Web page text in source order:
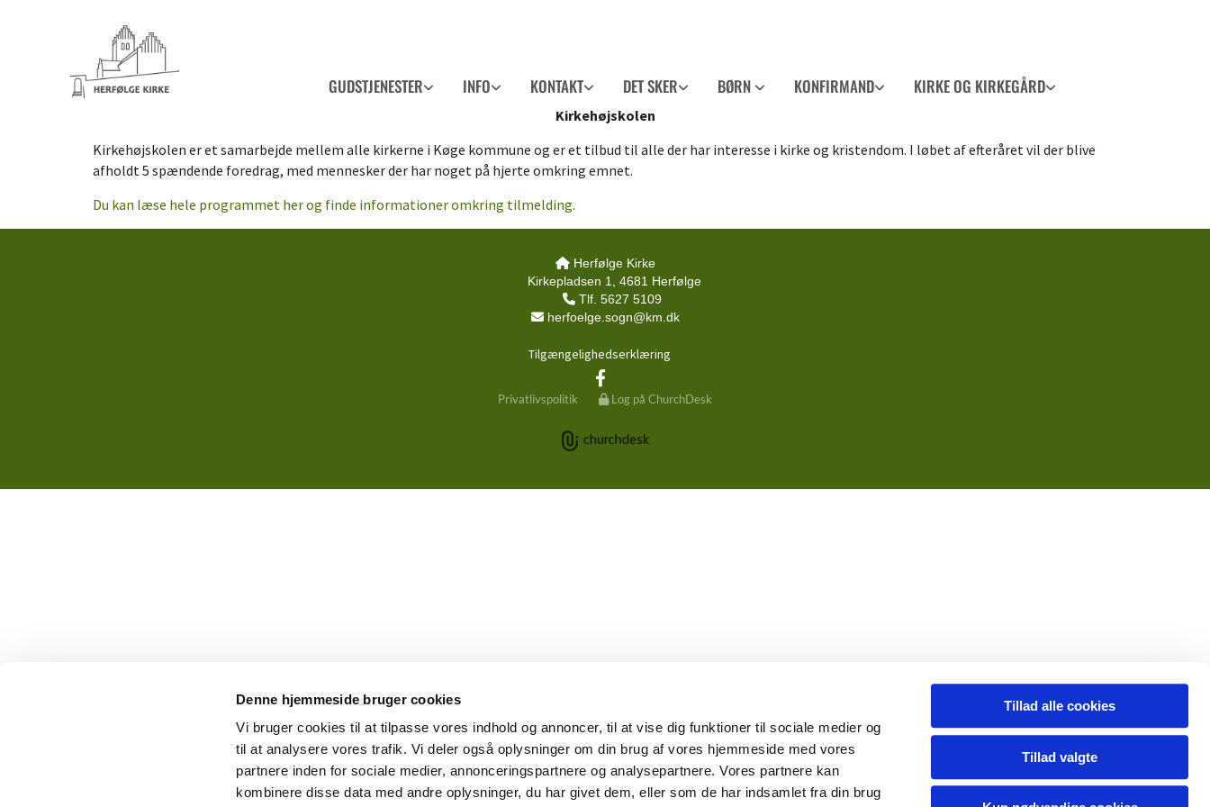
Denne hjemmeside bruger cookies
Vi bruger cookies til at tilpasse vores indhold og annoncer, til at vise dig funktioner til sociale medier og
til at analysere vores trafik. Vi deler også oplysninger om din brug af vores hjemmeside med vores
partnere inden for sociale medier, annonceringspartnere og analysepartnere. Vores partnere kan
kombinere disse data med andre oplysninger, du har givet dem, eller som de har indsamlet fra din brug
Tillad alle cookies
Tillad valgte
GUDSTJENESTER INFO KONTAKT DET SKER BØRN KONFIRMAND KIRKE OG KIRKEGÅRD
Kirkehøjskolen
Kirkehøjskolen er et samarbejde mellem alle kirkerne i Køge kommune og er et tilbud til alle der har interesse i kirke og kristendom. I løbet af efteråret vil der blive
afholdt 5 spændende foredrag, med mennesker der har noget på hjerte omkring emnet.
Du kan læse hele programmet her og finde informationer omkring tilmelding.
Herfølge Kirke
Kirkepladsen 1, 4681 Herfølge
 Tlf. 5627 5109
herfoelge.sogn@km.dk
Tilgængelighedserklæring
Privatlivspolitik Log på ChurchDesk